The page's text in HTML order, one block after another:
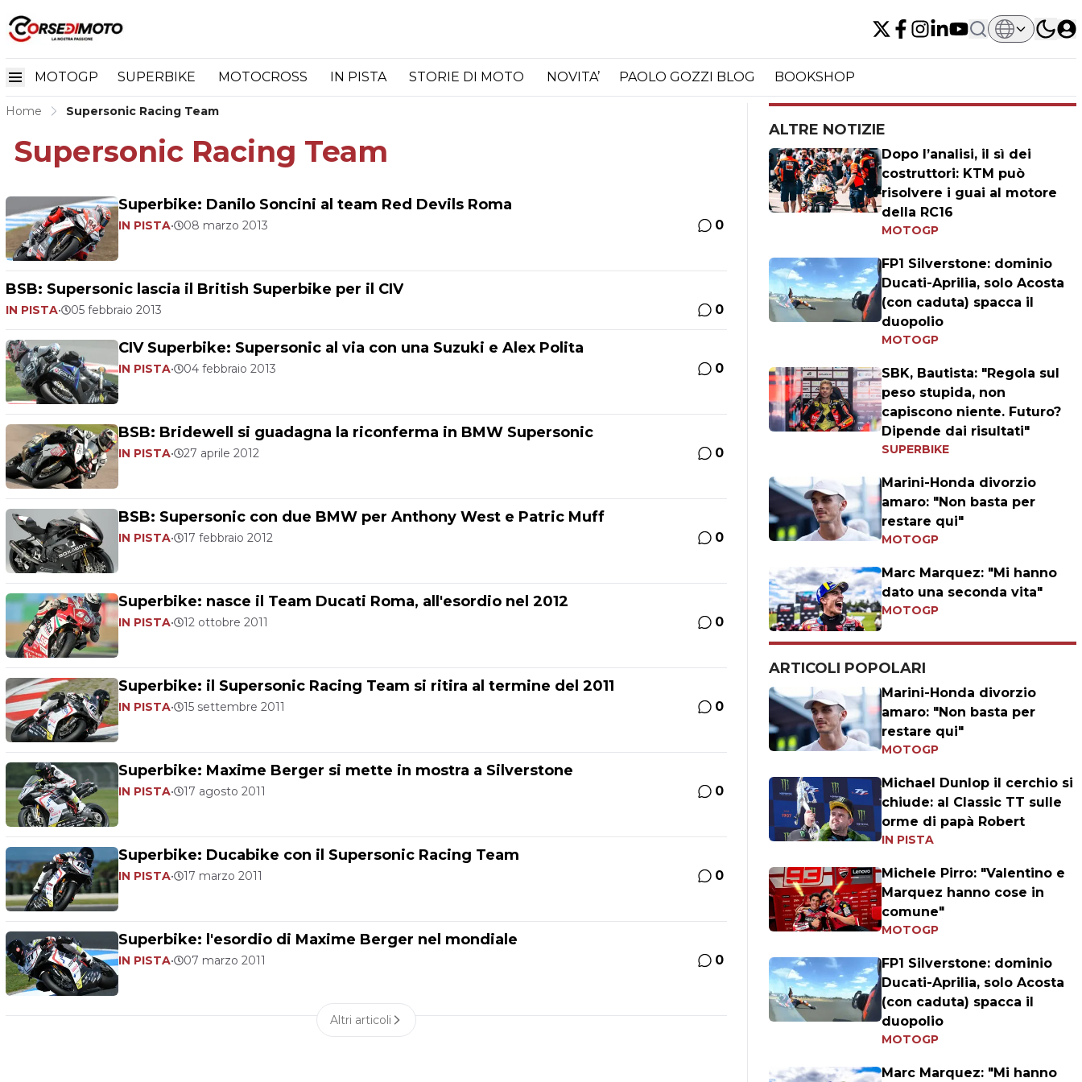
MOTOGP SUPERBIKE MOTOCROSS IN PISTA STORIE DI MOTO NOVITA’ PAOLO GOZZI BLOG BOOKSHOP
Home Supersonic Racing Team
Supersonic Racing Team
Superbike: Danilo Soncini al team Red Devils Roma
IN PISTA• 08 marzo 2013 0
BSB: Supersonic lascia il British Superbike per il CIV
IN PISTA• 05 febbraio 2013 0
CIV Superbike: Supersonic al via con una Suzuki e Alex Polita
IN PISTA• 04 febbraio 2013 0
BSB: Bridewell si guadagna la riconferma in BMW Supersonic
IN PISTA• 27 aprile 2012 0
BSB: Supersonic con due BMW per Anthony West e Patric Muff
IN PISTA• 17 febbraio 2012 0
Superbike: nasce il Team Ducati Roma, all'esordio nel 2012
IN PISTA• 12 ottobre 2011 0
Superbike: il Supersonic Racing Team si ritira al termine del 2011
IN PISTA• 15 settembre 2011 0
Superbike: Maxime Berger si mette in mostra a Silverstone
IN PISTA• 17 agosto 2011 0
Superbike: Ducabike con il Supersonic Racing Team
IN PISTA• 17 marzo 2011 0
Superbike: l'esordio di Maxime Berger nel mondiale
IN PISTA• 07 marzo 2011 0
Altri articoli
ALTRE NOTIZIE
Dopo l’analisi, il sì dei
costruttori: KTM può
risolvere i guai al motore
della RC16
MOTOGP
FP1 Silverstone: dominio
Ducati-Aprilia, solo Acosta
(con caduta) spacca il
duopolio
MOTOGP
SBK, Bautista: "Regola sul
peso stupida, non
capiscono niente. Futuro?
Dipende dai risultati"
SUPERBIKE
Marini-Honda divorzio
amaro: "Non basta per
restare qui"
MOTOGP
Marc Marquez: "Mi hanno
dato una seconda vita"
MOTOGP
ARTICOLI POPOLARI
Marini-Honda divorzio
amaro: "Non basta per
restare qui"
MOTOGP
Michael Dunlop il cerchio si
chiude: al Classic TT sulle
orme di papà Robert
IN PISTA
Michele Pirro: "Valentino e
Marquez hanno cose in
comune"
MOTOGP
FP1 Silverstone: dominio
Ducati-Aprilia, solo Acosta
(con caduta) spacca il
duopolio
MOTOGP
Marc Marquez: "Mi hanno